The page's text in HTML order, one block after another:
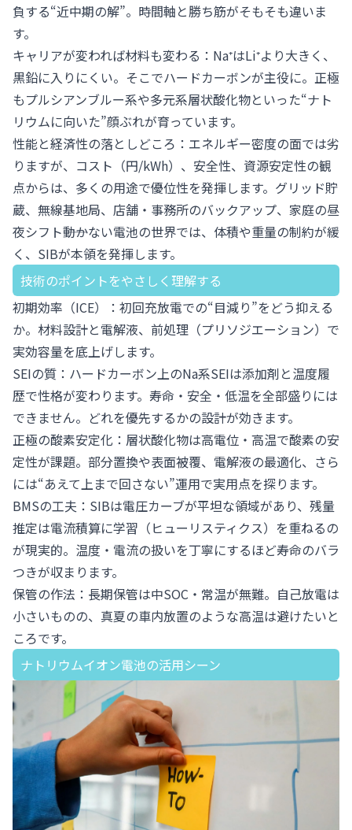
負する“近中期の解”。時間軸と勝ち筋がそもそも違いま
す。
キャリアが変われば材料も変わる：Na⁺はLi⁺より大きく、
黒鉛に入りにくい。そこでハードカーボンが主役に。正極
もプルシアンブルー系や多元系層状酸化物といった“ナト
リウムに向いた”顔ぶれが育っています。
性能と経済性の落としどころ：エネルギー密度の面では劣
りますが、コスト（円/kWh）、安全性、資源安定性の観
点からは、多くの用途で優位性を発揮します。グリッド貯
蔵、無線基地局、店舗・事務所のバックアップ、家庭の昼
夜シフト――動かない電池の世界では、体積や重量の制約が緩
く、SIBが本領を発揮します。
技術のポイントをやさしく理解する
初期効率（ICE）：初回充放電での“目減り”をどう抑える
か。材料設計と電解液、前処理（プリソジエーション）で
実効容量を底上げします。
SEIの質：ハードカーボン上のNa系SEIは添加剤と温度履
歴で性格が変わります。寿命・安全・低温を全部盛りには
できません。どれを優先するかの設計が効きます。
正極の酸素安定化：層状酸化物は高電位・高温で酸素の安
定性が課題。部分置換や表面被覆、電解液の最適化、さら
には“あえて上まで回さない”運用で実用点を探ります。
BMSの工夫：SIBは電圧カーブが平坦な領域があり、残量
推定は電流積算に学習（ヒューリスティクス）を重ねるの
が現実的。温度・電流の扱いを丁寧にするほど寿命のバラ
つきが収まります。
保管の作法：長期保管は中SOC・常温が無難。自己放電は
小さいものの、真夏の車内放置のような高温は避けたいと
ころです。
ナトリウムイオン電池の活用シーン